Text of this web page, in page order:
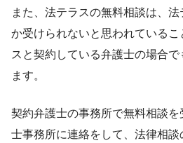
また、法テラスの無料相談は、
か受けられないと思われている
スと契約している弁護士の場合
ます。
契約弁護士の事務所で無料相談
士事務所に連絡をして、法律相